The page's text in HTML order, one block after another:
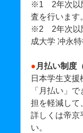
※1 2年次以
査を行います
※2 2年次以
成大学 冲永
●月払い制度
日本学生支
「月払い」
担を軽減し
詳しくは帝京
い。